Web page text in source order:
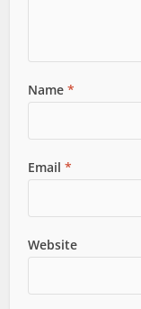
Name*
Email*
Website